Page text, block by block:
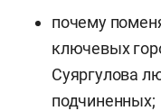
почему
ключевых
Суяргулова
подчиненных;